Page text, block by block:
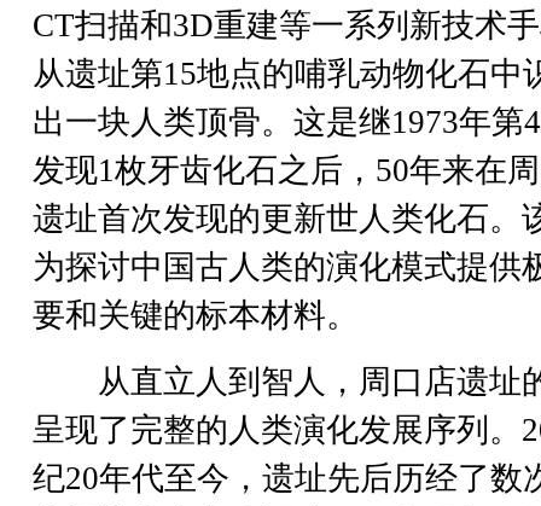
CT扫描和3D重建等一系列新技术
从遗址第15地点的哺乳动物化石中
出一块人类顶骨。这是继1973年第
发现1枚牙齿化石之后，50年来在
遗址首次发现的更新世人类化石。
为探讨中国古人类的演化模式提供
要和关键的标本材料。
从直立人到智人，周口店遗址
呈现了完整的人类演化发展序列。
纪20年代至今，遗址先后历经了数